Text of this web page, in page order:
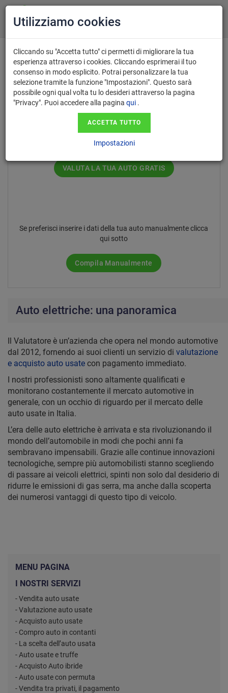
Inserisci il numero di targa nel
formato AA123AA.
VALUTA LA TUA AUTO GRATIS
Se preferisci inserire i dati della tua auto manualmente clicca
qui sotto
Compila Manualmente
Auto elettriche: una panoramica
Il Valutatore è un’azienda che opera nel mondo automotive
dal 2012, fornendo ai suoi clienti un servizio di valutazione
e acquisto auto usate con pagamento immediato.
I nostri professionisti sono altamente qualificati e
monitorano costantemente il mercato automotive in
generale, con un occhio di riguardo per il mercato delle
auto usate in Italia.
L’era delle auto elettriche è arrivata e sta rivoluzionando il
mondo dell’automobile in modi che pochi anni fa
sembravano impensabili. Grazie alle continue innovazioni
tecnologiche, sempre più automobilisti stanno scegliendo
di passare ai veicoli elettrici, spinti non solo dal desiderio di
ridurre le emissioni di gas serra, ma anche dalla scoperta
dei numerosi vantaggi di questo tipo di veicolo.
MENU PAGINA
I NOSTRI SERVIZI
- Vendita auto usate
- Valutazione auto usate
- Acquisto auto usate
- Compro auto in contanti
- La scelta dell’auto usata
- Auto usate e truffe
- Acquisto Auto ibride
- Auto usate con permuta
- Vendita tra privati, il pagamento
Utilizziamo cookies
Cliccando su "Accetta tutto" ci permetti di migliorare la tua
esperienza attraverso i cookies. Cliccando esprimerai il tuo
consenso in modo esplicito. Potrai personalizzare la tua
selezione tramite la funzione "Impostazioni". Questo sarà
possibile ogni qual volta tu lo desideri attraverso la pagina
"Privacy". Puoi accedere alla pagina qui .
ACCETTA TUTTO
Impostazioni